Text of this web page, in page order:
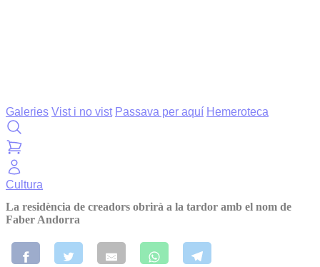
Galeries Vist i no vist Passava per aquí Hemeroteca
Cultura
La residència de creadors obrirà a la tardor amb el nom de
Faber Andorra